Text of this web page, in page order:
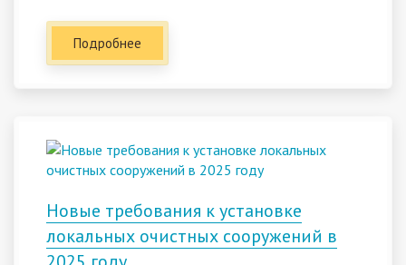
Подробнее
Новые требования к установке
локальных очистных сооружений в